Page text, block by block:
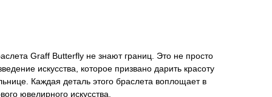
Graff Butterfly не знают границ. Это не просто
искусства, которое призвано дарить красоту
Каждая деталь этого браслета воплощает в
ювелирного искусства.